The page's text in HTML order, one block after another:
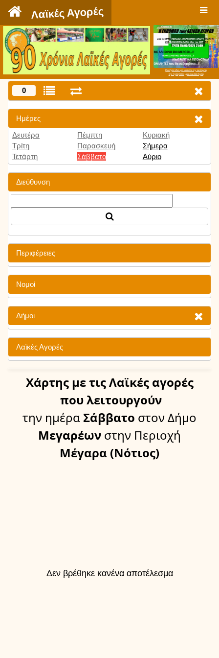
Λαϊκές Αγορές
Πατήστε εδώ για να δείτε την εκπομπή
την Τρίτη 9:00 μμ και κάθε Τρίτη
0
Ημέρες
Δευτέρα
Τρίτη
Τετάρτη
Πέμπτη
Παρασκευή
Σάββατο
Κυριακή
Σήμερα
Αύριο
Διεύθυνση
Περιφέρειες
Νομοί
Δήμοι
Λαϊκές Αγορές
Χάρτης με τις Λαϊκές αγορές
που λειτουργούν
την ημέραΣάββατο στον Δήμο
Μεγαρέων στην Περιοχή
Μέγαρα (Νότιος)
Δεν βρέθηκε κανένα αποτέλεσμα